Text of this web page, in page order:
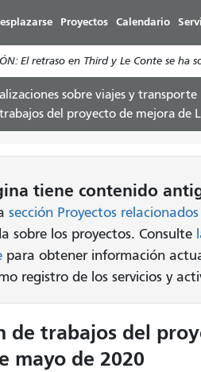
Proyectos Calendario
El retraso en Third y Le Conte se
sobre viajes y
del proyecto de mejora de
tiene contenido
sección Proyectos relacionados
sobre los proyectos. Consulte
para obtener información
registro de los servicios y
de trabajos del
mayo de 2020